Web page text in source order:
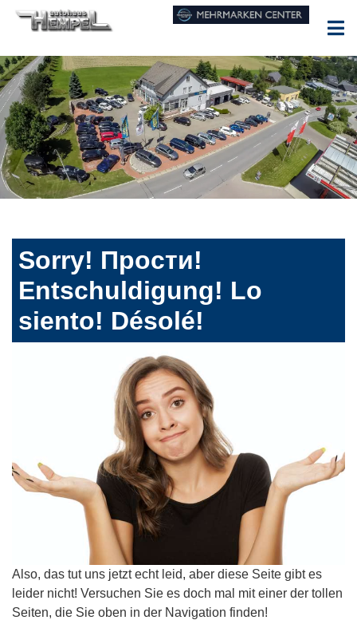
Sorry! Прости!
Entschuldigung! Lo
siento! Désolé!
Also, das tut uns jetzt echt leid, aber diese Seite gibt es
leider nicht! Versuchen Sie es doch mal mit einer der tollen
Seiten, die Sie oben in der Navigation finden!